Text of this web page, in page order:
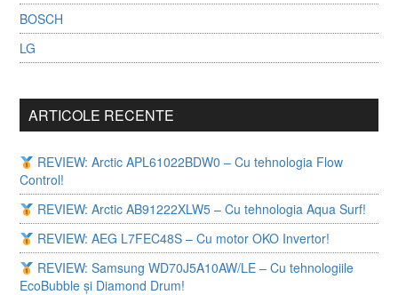
BOSCH
LG
ARTICOLE RECENTE
REVIEW: Arctic APL61022BDW0 – Cu tehnologia Flow
Control!
REVIEW: Arctic AB91222XLW5 – Cu tehnologia Aqua Surf!
REVIEW: AEG L7FEC48S – Cu motor OKO Invertor!
REVIEW: Samsung WD70J5A10AW/LE – Cu tehnologiile
EcoBubble și Diamond Drum!